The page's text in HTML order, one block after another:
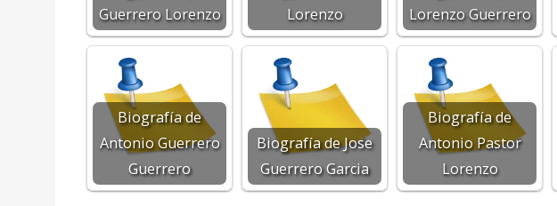
Guerrero Lorenzo
Lorenzo
Lorenzo Guerrero
Biografía de
Antonio Guerrero
Guerrero
Biografía de Jose
Guerrero Garcia
Biografía de
Antonio Pastor
Lorenzo